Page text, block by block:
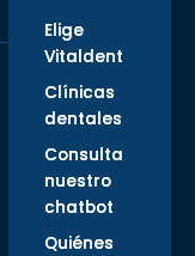
Elige
Vitaldent
Clínicas
dentales
Consulta
nuestro
chatbot
Quiénes